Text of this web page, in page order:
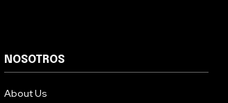
NOSOTROS
About Us